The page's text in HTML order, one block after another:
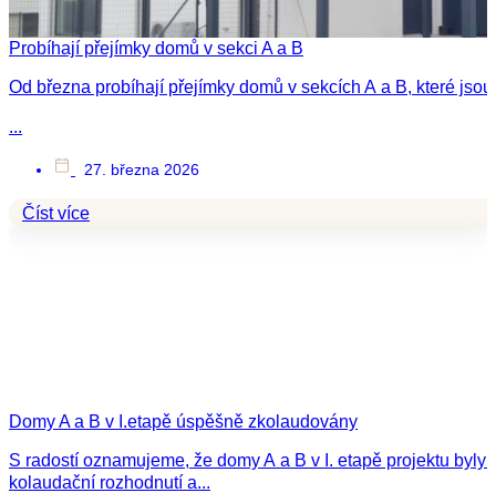
Probíhají přejímky domů v sekci A a B
Od března probíhají přejímky domů v sekcích A a B, které
...
27. března 2026
Číst více
Domy A a B v I.etapě úspěšně zkolaudovány
S radostí oznamujeme, že domy A a B v I. etapě projektu
kolaudační rozhodnutí a...